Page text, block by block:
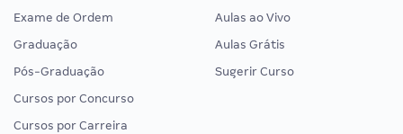
Exame de Ordem
Graduação
Pós-Graduação
Cursos por Concurso
Cursos por Carreira
Aulas ao Vivo
Aulas Grátis
Sugerir Curso